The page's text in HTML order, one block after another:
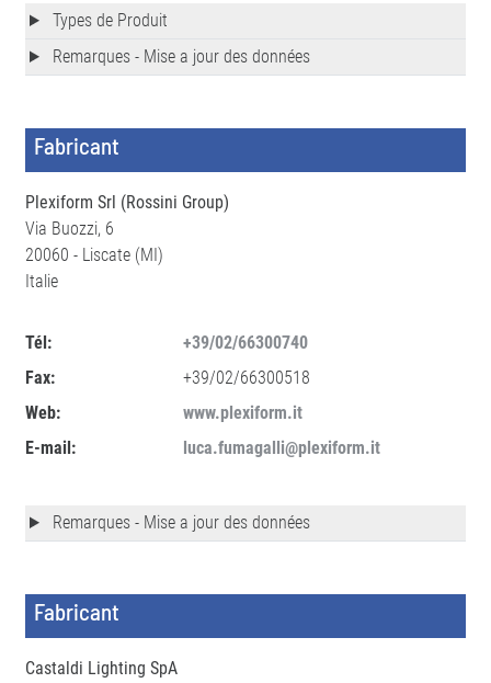
Types de Produit
Remarques - Mise a jour des données
Fabricant
Plexiform Srl (Rossini Group)
Via Buozzi, 6
20060 - Liscate (MI)
Italie
Tél:
+39/02/66300740
Fax:
+39/02/66300518
Web:
www.plexiform.it
E-mail:
luca.fumagalli@plexiform.it
Remarques - Mise a jour des données
Fabricant
Castaldi Lighting SpA